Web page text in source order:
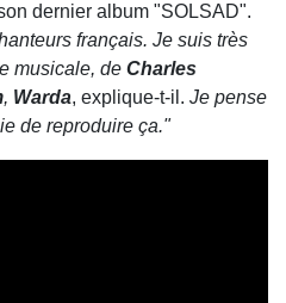
dernier album "SOLSAD".
français. Je suis très
musicale, de Charles
, Warda, explique-t-il. Je pense
de reproduire ça."